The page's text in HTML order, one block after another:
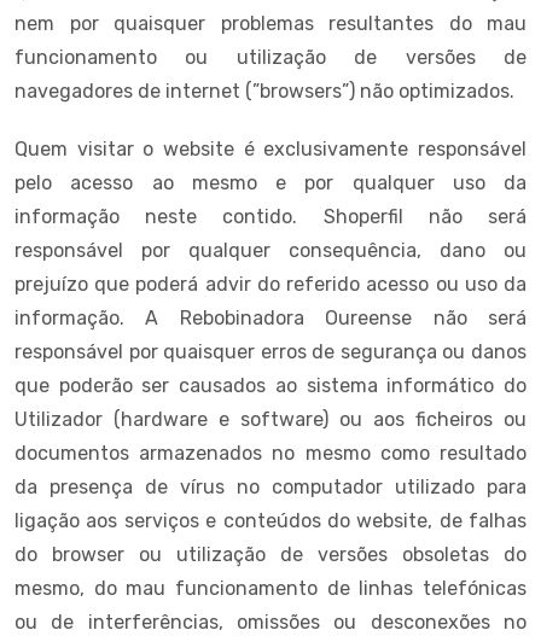
nem por quaisquer problemas resultantes do mau
funcionamento ou utilização de versões de
navegadores de internet (”browsers”) não optimizados.
Quem visitar o website é exclusivamente responsável
pelo acesso ao mesmo e por qualquer uso da
informação neste contido. Shoperfil não será
responsável por qualquer consequência, dano ou
prejuízo que poderá advir do referido acesso ou uso da
informação. A Rebobinadora Oureense não será
responsável por quaisquer erros de segurança ou danos
que poderão ser causados ao sistema informático do
Utilizador (hardware e software) ou aos ficheiros ou
documentos armazenados no mesmo como resultado
da presença de vírus no computador utilizado para
ligação aos serviços e conteúdos do website, de falhas
do browser ou utilização de versões obsoletas do
mesmo, do mau funcionamento de linhas telefónicas
ou de interferências, omissões ou desconexões no